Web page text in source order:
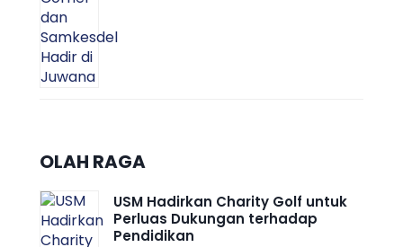
OLAH RAGA
USM Hadirkan Charity Golf untuk
Perluas Dukungan terhadap
Pendidikan